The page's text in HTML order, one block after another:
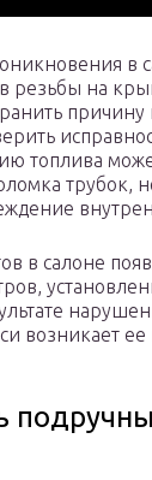
в
резьбы на
причину
топлива
трубок,
в салоне
возникает